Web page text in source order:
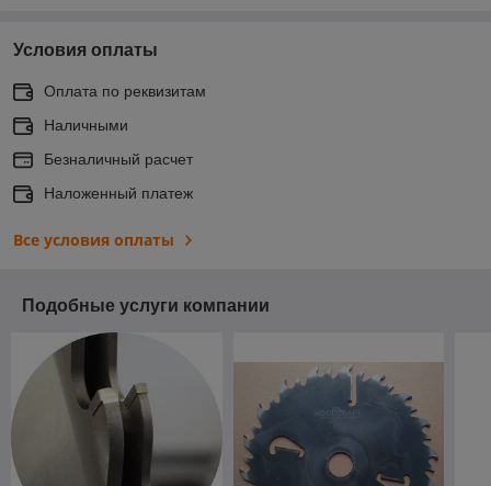
Условия оплаты
Оплата по реквизитам
Наличными
Безналичный расчет
Наложенный платеж
Все условия оплаты
Подобные услуги компании